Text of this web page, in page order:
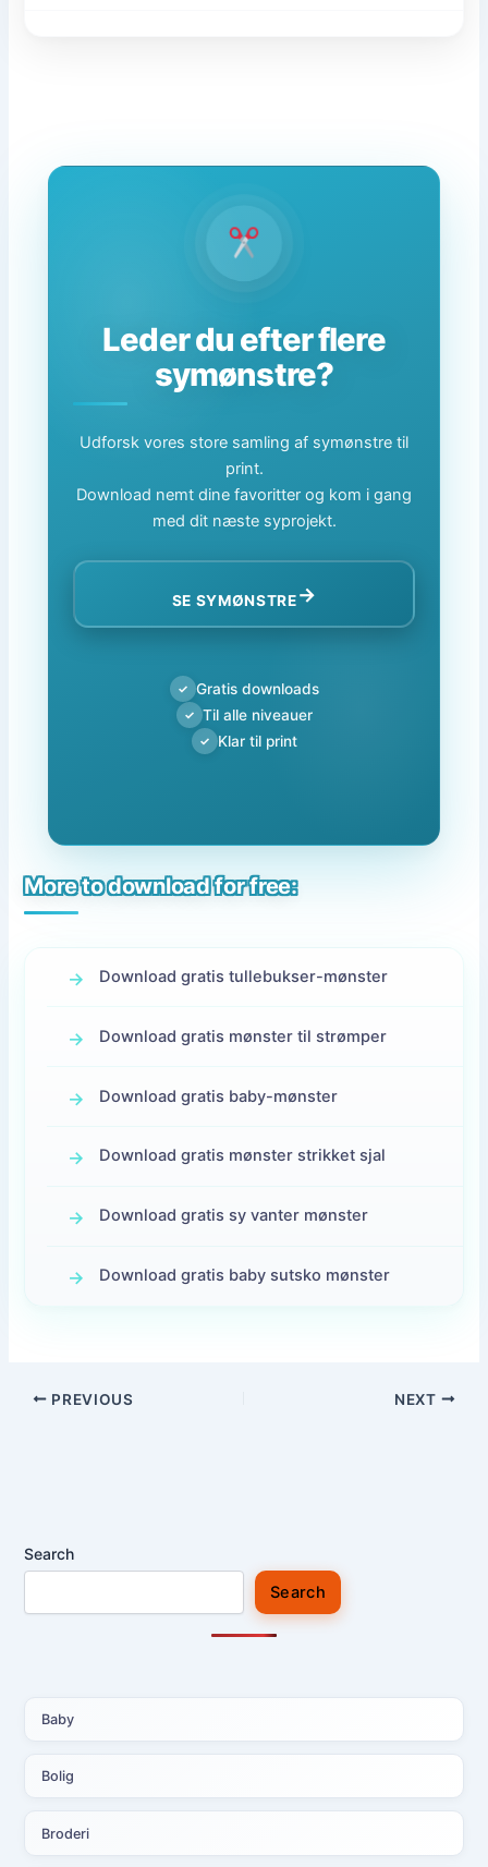
Leder du efter flere
symønstre?
Udforsk vores store samling af symønstre til
print.
Download nemt dine favoritter og kom i gang
med dit næste syprojekt.
SE SYMØNSTRE→
✓ Gratis downloads
✓ Til alle niveauer
✓ Klar til print
More to download for free:
Download gratis tullebukser-mønster
Download gratis mønster til strømper
Download gratis baby-mønster
Download gratis mønster strikket sjal
Download gratis sy vanter mønster
Download gratis baby sutsko mønster
PREVIOUS NEXT
Search
Search
Baby
Bolig
Broderi